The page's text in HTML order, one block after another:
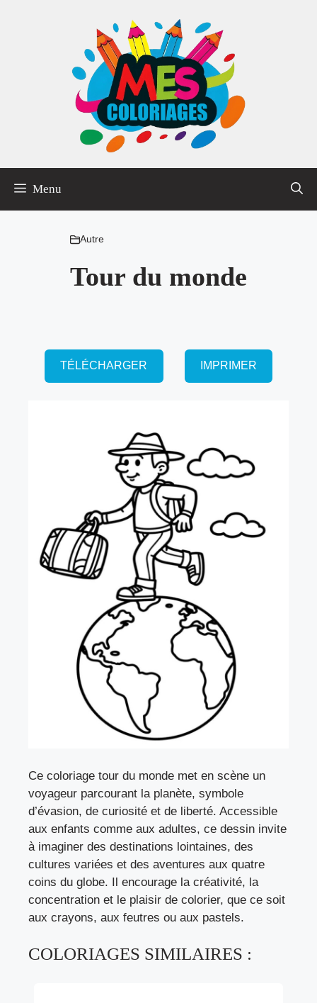
Menu
Autre
Tour du monde
TÉLÉCHARGER IMPRIMER
Ce coloriage tour du monde met en scène un
voyageur parcourant la planète, symbole
d’évasion, de curiosité et de liberté. Accessible
aux enfants comme aux adultes, ce dessin invite
à imaginer des destinations lointaines, des
cultures variées et des aventures aux quatre
coins du globe. Il encourage la créativité, la
concentration et le plaisir de colorier, que ce soit
aux crayons, aux feutres ou aux pastels.
COLORIAGES SIMILAIRES :